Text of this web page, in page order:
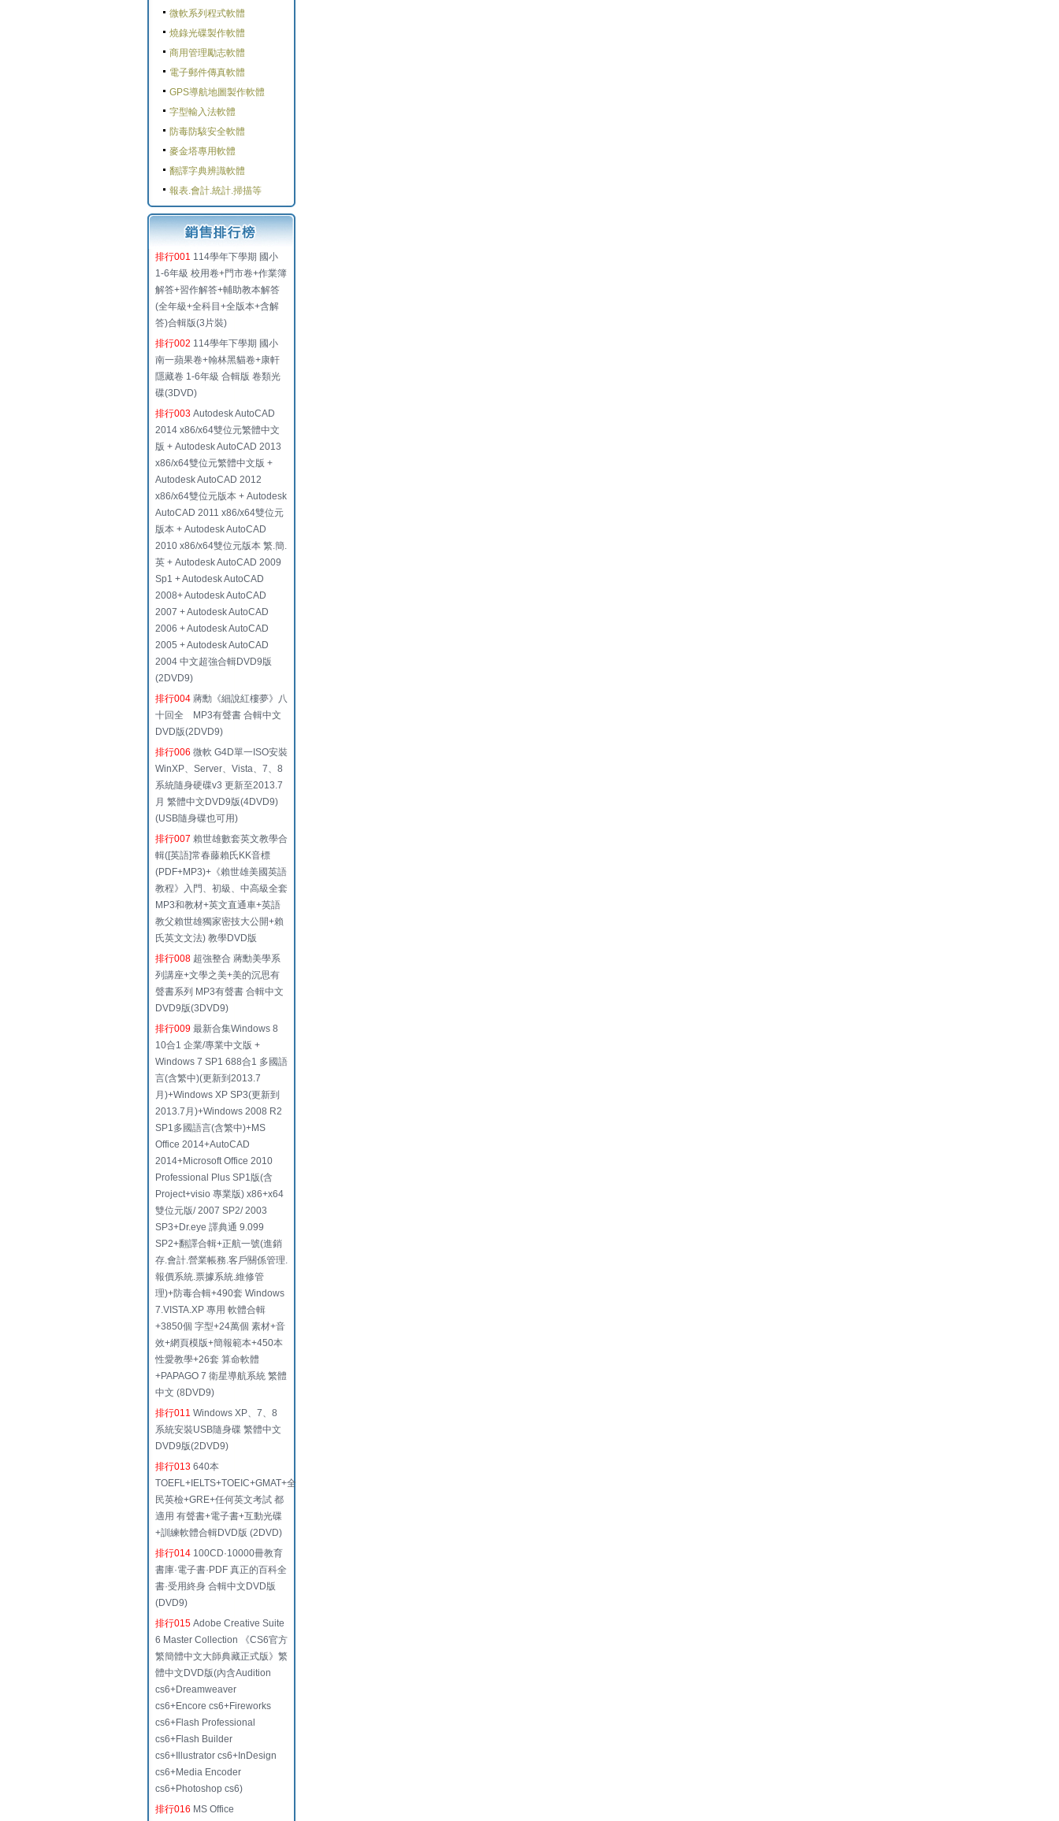
微軟系列程式軟體
燒錄光碟製作軟體
商用管理勵志軟體
電子郵件傳真軟體
GPS導航地圖製作軟體
字型輸入法軟體
防毒防駭安全軟體
麥金塔專用軟體
翻譯字典辨識軟體
報表.會計.統計.掃描等
排行001 114學年下學期 國小
1-6年級 校用卷+門市卷+作業簿
解答+習作解答+輔助教本解答
(全年級+全科目+全版本+含解
答)合輯版(3片裝)
排行002 114學年下學期 國小
南一蘋果卷+翰林黑貓卷+康軒
隱藏卷 1-6年級 合輯版 卷類光
碟(3DVD)
排行003 Autodesk AutoCAD
2014 x86/x64雙位元繁體中文
版 + Autodesk AutoCAD 2013
x86/x64雙位元繁體中文版 +
Autodesk AutoCAD 2012
x86/x64雙位元版本 + Autodesk
AutoCAD 2011 x86/x64雙位元
版本 + Autodesk AutoCAD
2010 x86/x64雙位元版本 繁.簡.
英 + Autodesk AutoCAD 2009
Sp1 + Autodesk AutoCAD
2008+ Autodesk AutoCAD
2007 + Autodesk AutoCAD
2006 + Autodesk AutoCAD
2005 + Autodesk AutoCAD
2004 中文超強合輯DVD9版
(2DVD9)
排行004 蔣勳《細說紅樓夢》八
十回全 MP3有聲書 合輯中文
DVD版(2DVD9)
排行006 微軟 G4D單一ISO安裝
WinXP、Server、Vista、7、8
系統隨身硬碟v3 更新至2013.7
月 繁體中文DVD9版(4DVD9)
(USB隨身碟也可用)
排行007 賴世雄數套英文教學合
輯([英語]常春藤賴氏KK音標
(PDF+MP3)+《賴世雄美國英語
教程》入門、初級、中高級全套
MP3和教材+英文直通車+英語
教父賴世雄獨家密技大公開+賴
氏英文文法) 教學DVD版
排行008 超強整合 蔣勳美學系
列講座+文學之美+美的沉思有
聲書系列 MP3有聲書 合輯中文
DVD9版(3DVD9)
排行009 最新合集Windows 8
10合1 企業/專業中文版 +
Windows 7 SP1 688合1 多國語
言(含繁中)(更新到2013.7
月)+Windows XP SP3(更新到
2013.7月)+Windows 2008 R2
SP1多國語言(含繁中)+MS
Office 2014+AutoCAD
2014+Microsoft Office 2010
Professional Plus SP1版(含
Project+visio 專業版) x86+x64
雙位元版/ 2007 SP2/ 2003
SP3+Dr.eye 譯典通 9.099
SP2+翻譯合輯+正航一號(進銷
存.會計.營業帳務.客戶關係管理.
報價系統.票據系統.維修管
理)+防毒合輯+490套 Windows
7.VISTA.XP 專用 軟體合輯
+3850個 字型+24萬個 素材+音
效+網頁模版+簡報範本+450本
性愛教學+26套 算命軟體
+PAPAGO 7 衛星導航系統 繁體
中文 (8DVD9)
排行011 Windows XP、7、8
系統安裝USB隨身碟 繁體中文
DVD9版(2DVD9)
排行013 640本
TOEFL+IELTS+TOEIC+GMAT+全
民英檢+GRE+任何英文考試 都
適用 有聲書+電子書+互動光碟
+訓練軟體合輯DVD版 (2DVD)
排行014 100CD·10000冊教育
書庫·電子書·PDF 真正的百科全
書·受用終身 合輯中文DVD版
(DVD9)
排行015 Adobe Creative Suite
6 Master Collection 《CS6官方
繁簡體中文大師典藏正式版》繁
體中文DVD版(內含Audition
cs6+Dreamweaver
cs6+Encore cs6+Fireworks
cs6+Flash Professional
cs6+Flash Builder
cs6+Illustrator cs6+InDesign
cs6+Media Encoder
cs6+Photoshop cs6)
排行016 MS Office